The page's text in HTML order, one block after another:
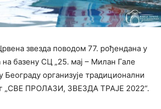
звезда поводом 77. рођендана у
на базену СЦ „25. мај – Милан Гале
Београду организује традиционални
„СВЕ ПРОЛАЗИ, ЗВЕЗДА ТРАЈЕ 2022“.